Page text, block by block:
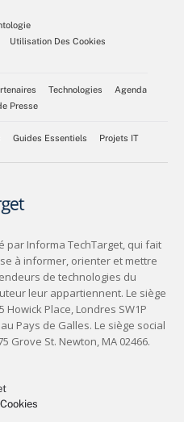
Utilisation Des Cookies
Technologies
Agenda
Presse
Guides Essentiels Projets IT